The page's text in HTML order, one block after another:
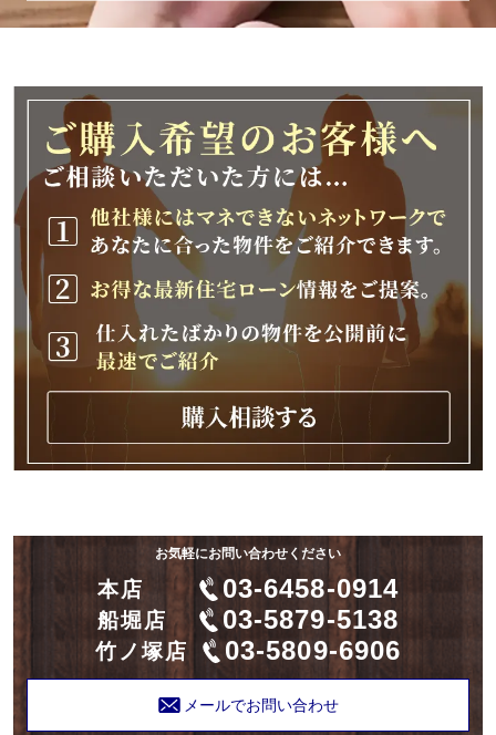
2026年1月9日(金)以降、順次対応させて頂きま
す。
ご不便をおかけいたしますが、何卒ご理解の程
よろしくお願いいたします。
お気軽にお問い合わせください
本店 03-6458-0914
船堀店 03-5879-5138
竹ノ塚店 03-5809-6906
メールでお問い合わせ